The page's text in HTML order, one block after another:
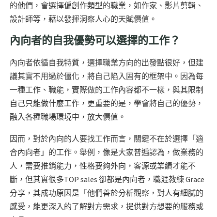
的他們，會選擇偏創作類型的職業，如作家、影片剪輯、
設計師等，藉以發揮洞察人心的天賦價值。
內向者的自我優勢可以選擇的工作？
內向者依循自我特質，選擇職業方向的出發點很好，但建
議其實不用過於僵化，將自己陷入固有的框架中。因為每
一種工作、職能，實際做的工作內容都不一樣，與其限制
自己只能做什麼工作，更重要的是，學會將自己的優勢，
融入各種職場環境中，放大價值。
因而，對於內向的人要找工作而言，關鍵不在於選擇「適
合內向者」的工作。舉例，像是大家普遍認為，做業務的
人，需要推銷能力，性格要夠外向，客源或業績才能不
斷，但其實很多TOP sales 卻都是內向者，職涯教練 Grace
分享，其成功原因是「他們善於分析觀察，對人有細膩的
感受，能更深入的了解對方需求，提供對方想要的服務或